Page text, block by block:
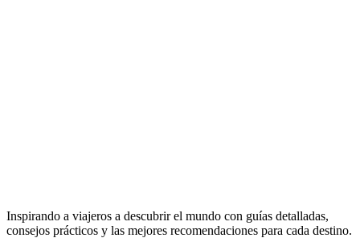
Inspirando a viajeros a descubrir el mundo con guías detalladas,
consejos prácticos y las mejores recomendaciones para cada destino.